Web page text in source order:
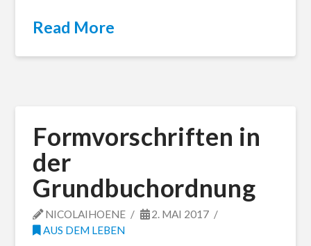
Read More
Formvorschriften in
der
Grundbuchordnung
NICOLAIHOENE
2. MAI 2017
AUS DEM LEBEN